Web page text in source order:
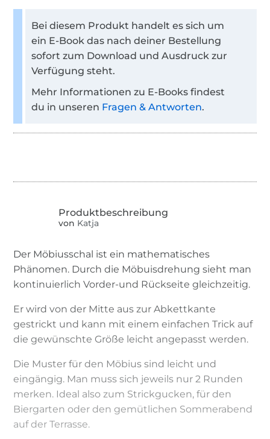
Bei diesem Produkt handelt es sich um
ein E-Book das nach deiner Bestellung
sofort zum Download und Ausdruck zur
Verfügung steht.
Mehr Informationen zu E-Books findest
du in unseren Fragen & Antworten.
von Katja
Der Möbiusschal ist ein mathematisches
Phänomen. Durch die Möbuisdrehung sieht man
kontinuierlich Vorder-und Rückseite gleichzeitig.
Er wird von der Mitte aus zur Abkettkante
gestrickt und kann mit einem einfachen Trick auf
die gewünschte Größe leicht angepasst werden.
Die Muster für den Möbius sind leicht und
eingängig. Man muss sich jeweils nur 2 Runden
merken. Ideal also zum Strickgucken, für den
Biergarten oder den gemütlichen Sommerabend
auf der Terrasse.